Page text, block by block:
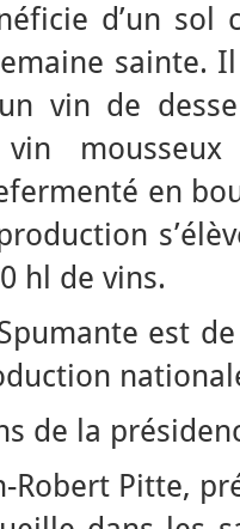
d’un sol
sainte.
un vin de
vin
en
hl de vins.
est
de la
Robert Pitte,